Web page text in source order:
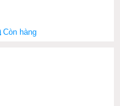
Còn hàng